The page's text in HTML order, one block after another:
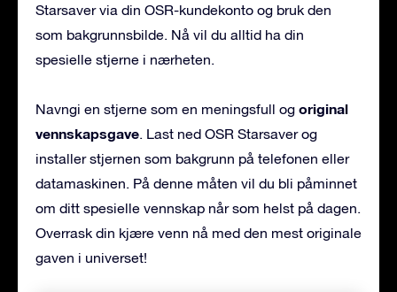
Starsaver via din OSR-kundekonto og bruk den
som bakgrunnsbilde. Nå vil du alltid ha din
spesielle stjerne i nærheten.
Navngi en stjerne som en meningsfull og original
vennskapsgave. Last ned OSR Starsaver og
installer stjernen som bakgrunn på telefonen eller
datamaskinen. På denne måten vil du bli påminnet
om ditt spesielle vennskap når som helst på dagen.
Overrask din kjære venn nå med den mest originale
gaven i universet!